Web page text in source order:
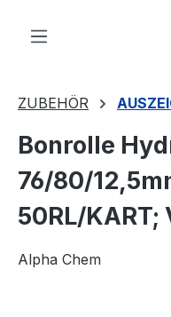
ZUBEHÖR
Bonrolle
76/80/
50RL/KART;
Alpha Chem